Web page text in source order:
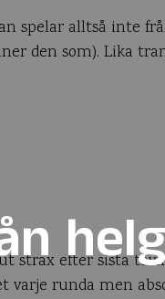
spelar alltså inte
den som). Lika
strax efter sista
runda men